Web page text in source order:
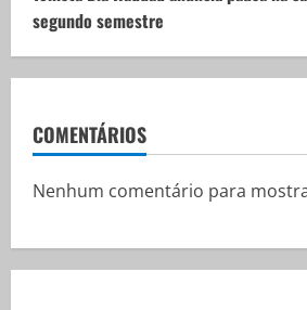
segundo semestre
COMENTÁRIOS
Nenhum comentário para